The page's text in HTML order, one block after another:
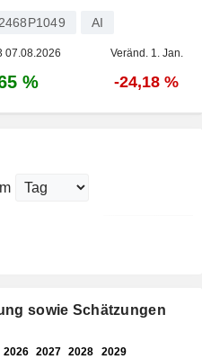
AI
07.08.2026 Veränd. 1. Jan.
% -24,18 %
sowie Schätzungen